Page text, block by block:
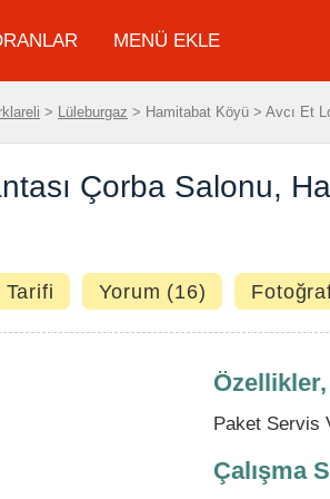
MENÜ EKLE
> Lüleburgaz > Hamitabat Köyü > Avcı Et
Çorba Salonu,
Tarifi Yorum (16)
Paket Servis
Çalışma